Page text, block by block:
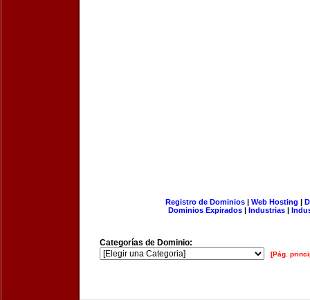
Registro de Dominios| Web Hosting |
Dominios Expirados | Industrias |
Categorías de Dominio:
[Pág.